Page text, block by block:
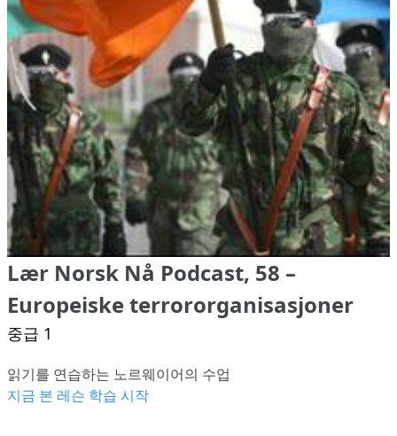
Lær Norsk Nå Podcast, 58 –
Europeiske terrororganisasjoner
중급 1
읽기를 연습하는 노르웨이어의 수업
지금 본 레슨 학습 시작